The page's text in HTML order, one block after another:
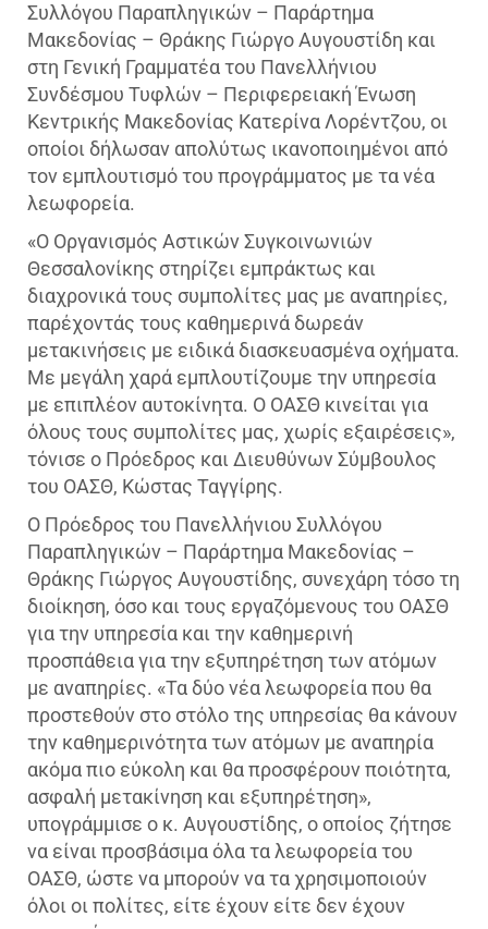
Συλλόγου Παραπληγικών – Παράρτημα
Μακεδονίας – Θράκης Γιώργο Αυγουστίδη και
στη Γενική Γραμματέα του Πανελλήνιου
Συνδέσμου Τυφλών – Περιφερειακή Ένωση
Κεντρικής Μακεδονίας Κατερίνα Λορέντζου, οι
οποίοι δήλωσαν απολύτως ικανοποιημένοι από
τον εμπλουτισμό του προγράμματος με τα νέα
λεωφορεία.
«Ο Οργανισμός Αστικών Συγκοινωνιών
Θεσσαλονίκης στηρίζει εμπράκτως και
διαχρονικά τους συμπολίτες μας με αναπηρίες,
παρέχοντάς τους καθημερινά δωρεάν
μετακινήσεις με ειδικά διασκευασμένα οχήματα.
Με μεγάλη χαρά εμπλουτίζουμε την υπηρεσία
με επιπλέον αυτοκίνητα. Ο ΟΑΣΘ κινείται για
όλους τους συμπολίτες μας, χωρίς εξαιρέσεις»,
τόνισε ο Πρόεδρος και Διευθύνων Σύμβουλος
του ΟΑΣΘ, Κώστας Ταγγίρης.
Ο Πρόεδρος του Πανελλήνιου Συλλόγου
Παραπληγικών – Παράρτημα Μακεδονίας –
Θράκης Γιώργος Αυγουστίδης, συνεχάρη τόσο τη
διοίκηση, όσο και τους εργαζόμενους του ΟΑΣΘ
για την υπηρεσία και την καθημερινή
προσπάθεια για την εξυπηρέτηση των ατόμων
με αναπηρίες. «Τα δύο νέα λεωφορεία που θα
προστεθούν στο στόλο της υπηρεσίας θα κάνουν
την καθημερινότητα των ατόμων με αναπηρία
ακόμα πιο εύκολη και θα προσφέρουν ποιότητα,
ασφαλή μετακίνηση και εξυπηρέτηση»,
υπογράμμισε ο κ. Αυγουστίδης, ο οποίος ζήτησε
να είναι προσβάσιμα όλα τα λεωφορεία του
ΟΑΣΘ, ώστε να μπορούν να τα χρησιμοποιούν
όλοι οι πολίτες, είτε έχουν είτε δεν έχουν